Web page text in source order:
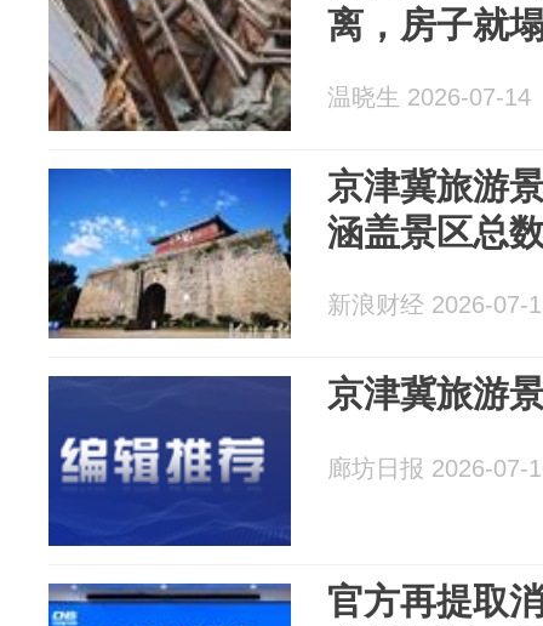
离，房子就
温晓生 2026-07-14
京津冀旅游
涵盖景区总
新浪财经 2026-07-
京津冀旅游
廊坊日报 2026-07-
官方再提取